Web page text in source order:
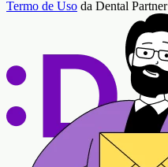
Termo de Uso da Dental Partner